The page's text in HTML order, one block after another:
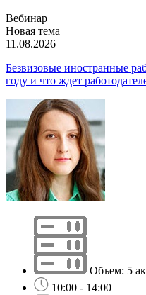
Вебинар
Новая тема
11.08.2026
Безвизовые иностранные
году и что ждет
Объем: 5
10:00 - 14:00